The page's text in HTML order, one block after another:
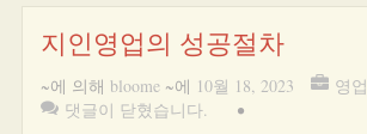
지인영업의 성공절차
~에 의해 bloome ~에 10월 18, 2023
영업
댓글이 닫혔습니다.
•